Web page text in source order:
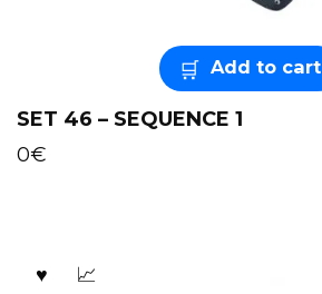
Add to cart
SET 46 – SEQUENCE 1
0€